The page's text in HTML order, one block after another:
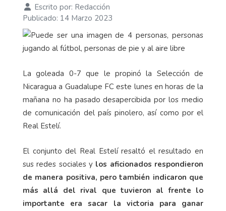
Escrito por: Redacción
Publicado: 14 Marzo 2023
La goleada 0-7 que le propinó la Selección de
Nicaragua a Guadalupe FC este lunes en horas de la
mañana no ha pasado desapercibida por los medio
de comunicación del país pinolero, así como por el
Real Estelí.
El conjunto del Real Estelí resaltó el resultado en
sus redes sociales y los aficionados respondieron
de manera positiva, pero también indicaron que
más allá del rival que tuvieron al frente lo
importante era sacar la victoria para ganar